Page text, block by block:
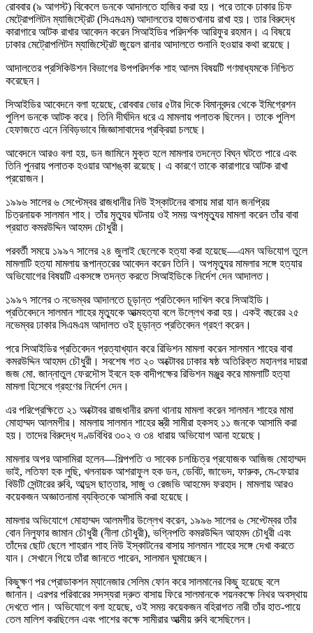
রোববার (৯ আগস্ট) বিকেলে ডনকে আদালতে হাজির করা হয়। পরে তাকে ঢাকার চিফ
মেট্রোপলিটন ম্যাজিস্ট্রেট (সিএমএম) আদালতের হাজতখানায় রাখা হয়। তার বিরুদ্ধে
কারাগারে আটক রাখার আবেদন করেন সিআইডির পরিদর্শক আরিফুর রহমান। এ বিষয়ে
ঢাকার মেট্রোপলিটন ম্যাজিস্ট্রেট জুয়েল রানার আদালতে শুনানি হওয়ার কথা রয়েছে।
আদালতের প্রসিকিউশন বিভাগের উপপরিদর্শক শাহ আলম বিষয়টি গণমাধ্যমকে নিশ্চিত
করেছেন।
সিআইডির আবেদনে বলা হয়েছে, রোববার ভোর ৫টার দিকে বিমানবন্দর থেকে ইমিগ্রেশন
পুলিশ ডনকে আটক করে। তিনি দীর্ঘদিন ধরে এ মামলায় পলাতক ছিলেন। তাকে পুলিশ
হেফাজতে এনে নিবিড়ভাবে জিজ্ঞাসাবাদের প্রক্রিয়া চলছে।
আবেদনে আরও বলা হয়, ডন জামিনে মুক্ত হলে মামলার তদন্তে বিঘ্ন ঘটতে পারে এবং
তিনি পুনরায় পলাতক হওয়ার আশঙ্কা রয়েছে। এ কারণে তাকে কারাগারে আটক রাখা
প্রয়োজন।
১৯৯৬ সালের ৬ সেপ্টেম্বর রাজধানীর নিউ ইস্কাটনের বাসায় মারা যান জনপ্রিয়
চিত্রনায়ক সালমান শাহ। তাঁর মৃত্যুর ঘটনায় ওই সময় অপমৃত্যুর মামলা করেন তাঁর বাবা
প্রয়াত কমরউদ্দিন আহমদ চৌধুরী।
পরবর্তী সময়ে ১৯৯৭ সালের ২৪ জুলাই ছেলেকে হত্যা করা হয়েছে—এমন অভিযোগ তুলে
মামলাটি হত্যা মামলায় রূপান্তরের আবেদন করেন তিনি। অপমৃত্যুর মামলার সঙ্গে হত্যার
অভিযোগের বিষয়টি একসঙ্গে তদন্ত করতে সিআইডিকে নির্দেশ দেন আদালত।
১৯৯৭ সালের ৩ নভেম্বর আদালতে চূড়ান্ত প্রতিবেদন দাখিল করে সিআইডি।
প্রতিবেদনে সালমান শাহের মৃত্যুকে আত্মহত্যা বলে উল্লেখ করা হয়। একই বছরের ২৫
নভেম্বর ঢাকার সিএমএম আদালত ওই চূড়ান্ত প্রতিবেদন গ্রহণ করেন।
পরে সিআইডির প্রতিবেদন প্রত্যাখ্যান করে রিভিশন মামলা করেন সালমান শাহের বাবা
কমরউদ্দিন আহমদ চৌধুরী। সবশেষ গত ২০ অক্টোবর ঢাকার ষষ্ঠ অতিরিক্ত মহানগর দায়রা
জজ মো. জান্নাতুল ফেরদৌস ইবনে হক বাদীপক্ষের রিভিশন মঞ্জুর করে মামলাটি হত্যা
মামলা হিসেবে গ্রহণের নির্দেশ দেন।
এর পরিপ্রেক্ষিতে ২১ অক্টোবর রাজধানীর রমনা থানায় মামলা করেন সালমান শাহের মামা
মোহাম্মদ আলমগীর। মামলায় সালমান শাহের স্ত্রী সামীরা হকসহ ১১ জনকে আসামি করা
হয়। তাদের বিরুদ্ধে দণ্ডবিধির ৩০২ ও ৩৪ ধারায় অভিযোগ আনা হয়েছে।
মামলার অপর আসামিরা হলেন—শিল্পপতি ও সাবেক চলচ্চিত্র প্রযোজক আজিজ মোহাম্মদ
ভাই, লতিফা হক লুছি, খলনায়ক আশরাফুল হক ডন, ডেবিট, জাভেদ, ফারুক, মে-ফেয়ার
বিউটি সেন্টারের রুবি, আব্দুস ছাত্তার, সাজু ও রেজভি আহমেদ ফরহাদ। মামলায় আরও
কয়েকজন অজ্ঞাতনামা ব্যক্তিকে আসামি করা হয়েছে।
মামলার অভিযোগে মোহাম্মদ আলমগীর উল্লেখ করেন, ১৯৯৬ সালের ৬ সেপ্টেম্বর তাঁর
বোন নিলুফার জামান চৌধুরী (নীলা চৌধুরী), ভগ্নিপতি কমরউদ্দিন আহমদ চৌধুরী এবং
তাঁদের ছোট ছেলে শাহরান শাহ নিউ ইস্কাটনের বাসায় সালমান শাহের সঙ্গে দেখা করতে
যান। সেখানে গিয়ে তাঁরা জানতে পারেন, সালমান ঘুমাচ্ছেন।
কিছুক্ষণ পর প্রোডাকশন ম্যানেজার সেলিম ফোন করে সালমানের কিছু হয়েছে বলে
জানান। এরপর পরিবারের সদস্যরা দ্রুত বাসায় ফিরে সালমানকে শয়নকক্ষে নিথর অবস্থায়
দেখতে পান। অভিযোগে বলা হয়েছে, ওই সময় কয়েকজন বহিরাগত নারী তাঁর হাত-পায়ে
তেল মালিশ করছিলেন এবং পাশের কক্ষে সামীরার আত্মীয় রুবি বসেছিলেন।